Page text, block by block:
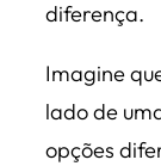
diferença.
Imagine
lado de
opções